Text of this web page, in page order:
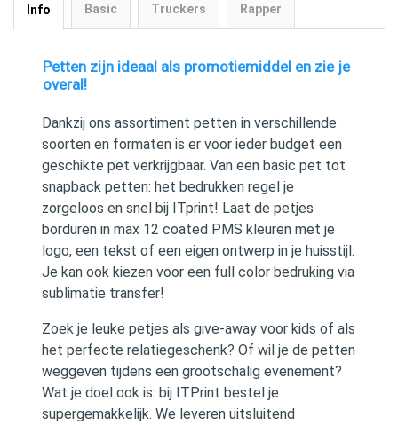
Info Basic Truckers Rapper
Petten zijn ideaal als promotiemiddel en zie je
overal!
Dankzij ons assortiment petten in verschillende
soorten en formaten is er voor ieder budget een
geschikte pet verkrijgbaar. Van een basic pet tot
snapback petten: het bedrukken regel je
zorgeloos en snel bij ITprint! Laat de petjes
borduren in max 12 coated PMS kleuren met je
logo, een tekst of een eigen ontwerp in je huisstijl.
Je kan ook kiezen voor een full color bedruking via
sublimatie transfer!
Zoek je leuke petjes als give-away voor kids of als
het perfecte relatiegeschenk? Of wil je de petten
weggeven tijdens een grootschalig evenement?
Wat je doel ook is: bij ITPrint bestel je
supergemakkelijk. We leveren uitsluitend